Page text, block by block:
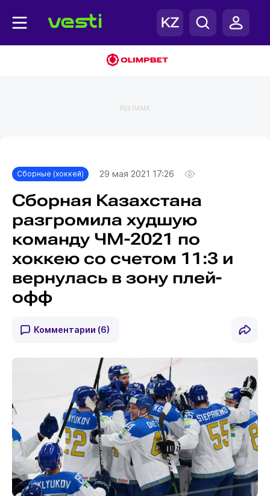
РЕКЛАМА
Сборные (хоккей) 29 мая 2021 17:26
Сборная Казахстана
разгромила худшую
команду ЧМ-2021 по
хоккею со счетом 11:3 и
вернулась в зону плей-
офф
Комментарии (6)